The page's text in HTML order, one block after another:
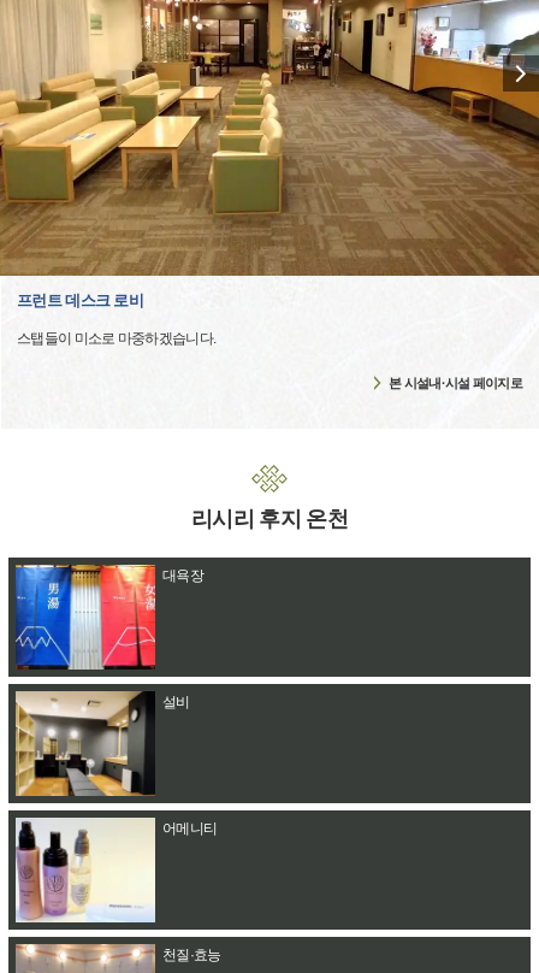
프런트 데스크 로비
스탭들이 미소로 마중하겠습니다.
본 시설내·시설 페이지로
리시리 후지 온천
대욕장
설비
어메니티
천질·효능